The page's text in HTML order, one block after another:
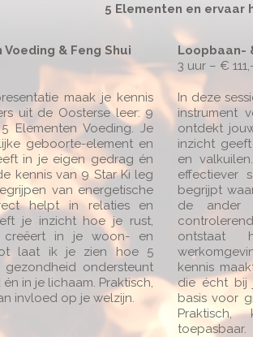
5 Elementen en
& Feng Shui
maak je kennis
uit de Oosterse leer: 9
Elementen Voeding. Je
geboorte-element en
in je eigen gedrag én
kennis van 9 Star Ki leg
van energetische
helpt in relaties en
je inzicht hoe je rust,
creëert in je woon- en
laat ik je zien hoe 5
ondersteunt
in je lichaam. Praktisch,
invloed op je welzijn.
Loopbaan-
3 uur – €
In deze
instrument
ontdekt
inzicht
en
effectiever
begrijpt
de ander
ontstaat
kennis
die écht bij
basis voor
toepasbaar.